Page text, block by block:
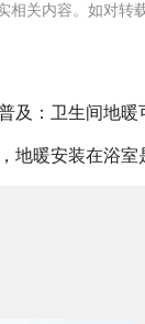
相关内容。如对转
及：卫生间地暖
地暖安装在浴